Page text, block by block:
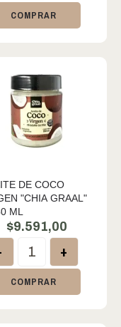
COMPRAR
DE COCO
"CHIA GRAAL"
ML
$9.591,00
+
COMPRAR